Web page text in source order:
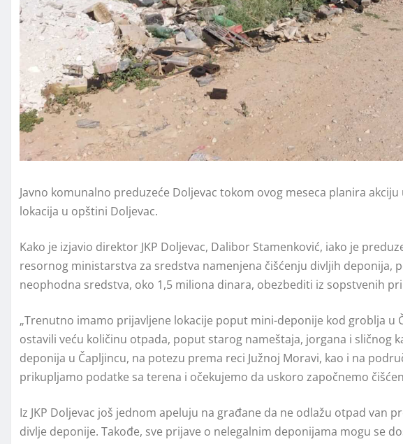
Javno komunalno preduzeće Doljevac tokom ovog meseca planira
lokacija u opštini Doljevac.
Kako je izjavio direktor JKP Doljevac, Dalibor Stamenković, iako je
resornog ministarstva za sredstva namenjena čišćenju divljih deponija,
neophodna sredstva, oko 1,5 miliona dinara, obezbediti iz sopstvenih
„Trenutno imamo prijavljene lokacije poput mini-deponije kod groblja u
ostavili veću količinu otpada, poput starog nameštaja, jorgana i sličnog
deponija u Čapljincu, na potezu prema reci Južnoj Moravi, kao i na
prikupljamo podatke sa terena i očekujemo da uskoro započnemo
Iz JKP Doljevac još jednom apeluju na građane da ne odlažu otpad van
divlje deponije. Takođe, sve prijave o nelegalnim deponijama mogu se